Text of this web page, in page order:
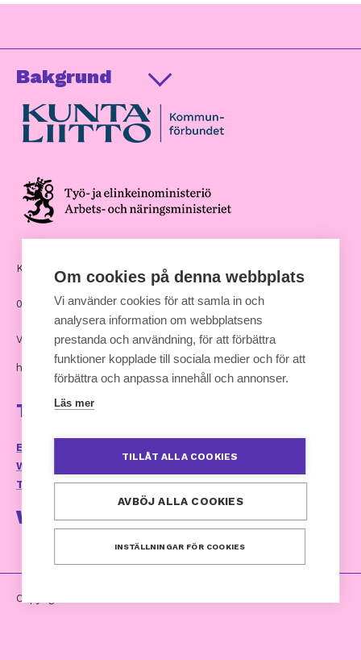
Bakgrund
Kommunernas hus, Andra Linjen 14
00530 Helsingfors
Växel: 09 7711
hankinnat [at] kuntaliitto.fi
Ta kontakt
E-postservice och kontaktuppgifter
Webbplatsens tillganglighetsutlatande
Tillgänglighetsrespons (kommunforbundet.fi)
Webbtjänst
Copyright 2024
Om cookies på denna webbplats
Vi använder cookies för att samla in och
analysera information om webbplatsens
prestanda och användning, för att förbättra
funktioner kopplade till sociala medier och för att
förbättra och anpassa innehåll och annonser.
Läs mer
TILLÅT ALLA COOKIES
AVBÖJ ALLA COOKIES
INSTÄLLNINGAR FÖR COOKIES